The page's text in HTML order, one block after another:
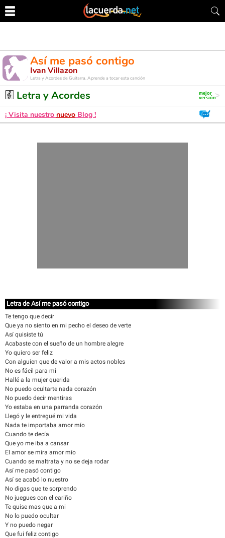
Así me pasó contigo
Ivan Villazon
Letra y Acordes de Guitarra. Aprende a tocar esta canción
Letra y Acordes
¡ Visita nuestro nuevo Blog !
Letra de Así me pasó contigo
Te tengo que decir
Que ya no siento en mi pecho el deseo de verte
Así quisiste tú
Acabaste con el sueño de un hombre alegre
Yo quiero ser feliz
Con alguien que de valor a mis actos nobles
No es fácil para mi
Hallé a la mujer querida
No puedo ocultarte nada corazón
No puedo decir mentiras
Yo estaba en una parranda corazón
Llegó y le entregué mi vida
Nada te importaba amor mío
Cuando te decía
Que yo me iba a cansar
El amor se mira amor mío
Cuando se maltrata y no se deja rodar
Así me pasó contigo
Así se acabó lo nuestro
No digas que te sorprendo
No juegues con el cariño
Te quise mas que a mi
No lo puedo ocultar
Y no puedo negar
Que fui feliz contigo